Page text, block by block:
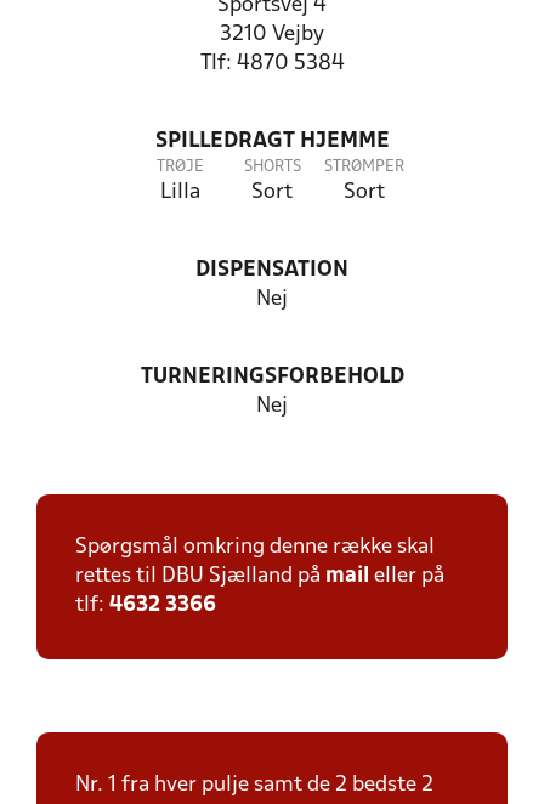
Sportsvej 4
3210 Vejby
Tlf: 4870 5384
SPILLEDRAGT HJEMME
TRØJE
Lilla
SHORTS
Sort
STRØMPER
Sort
DISPENSATION
Nej
TURNERINGSFORBEHOLD
Nej
Spørgsmål omkring denne række skal
rettes til DBU Sjælland på mail eller på
tlf: 4632 3366
Nr. 1 fra hver pulje samt de 2 bedste 2